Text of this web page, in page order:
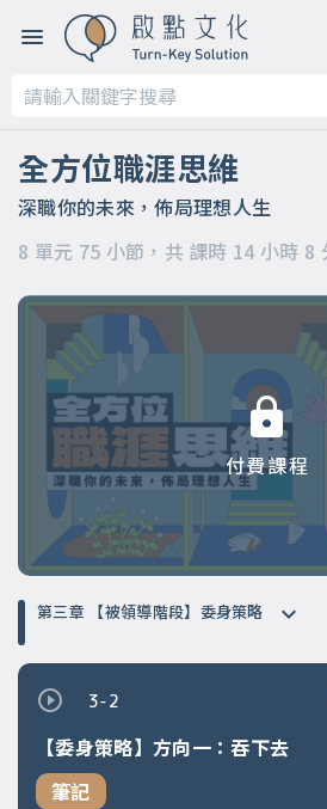
全方位職涯思維
深職你的未來，佈局理想人生
8 單元 75 小節，共 課時 14 小時 8
付費課程
第一章 【開篇】
第二章 【被領導階段】支持策略
第三章 【被領導階段】委身策略
第四章 【領導階段】開明策略
第五章 【領導階段】強勢策略
第七章 【應變階段】彈性策略
第八章 【結語】
第三章 【被領導階段】委身策略
3-2
【委身策略】方向一：吞下去
筆記